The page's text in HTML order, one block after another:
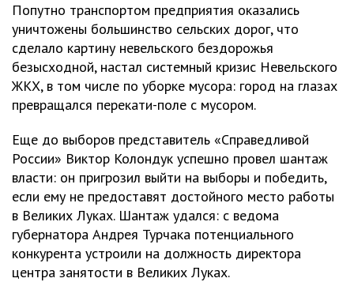
Попутно транспортом предприятия оказались
уничтожены большинство сельских дорог, что
сделало картину невельского бездорожья
безысходной, настал системный кризис Невельского
ЖКХ, в том числе по уборке мусора: город на глазах
превращался перекати-поле с мусором.
Еще до выборов представитель «Справедливой
России» Виктор Колондук успешно провел шантаж
власти: он пригрозил выйти на выборы и победить,
если ему не предоставят достойного место работы
в Великих Луках. Шантаж удался: с ведома
губернатора Андрея Турчака потенциального
конкурента устроили на должность директора
центра занятости в Великих Луках.